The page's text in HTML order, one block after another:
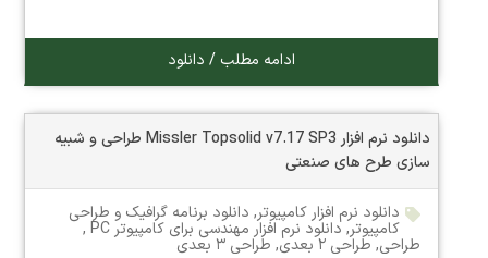
ادامه مطلب / دانلود
دانلود نرم افزار Missler Topsolid v7.17 SP3 طراحی و شبیه
سازی طرح های صنعتی
دانلود نرم افزار کامپیوتر, دانلود برنامه گرافیک و طراحی
کامپیوتر,دانلود نرم افزار مهندسی برای کامپیوتر PC ,
طراحی, طراحی ۲ بعدی , طراحی ۳ بعدی